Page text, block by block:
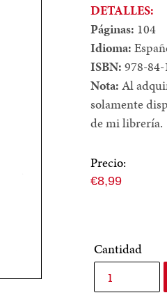
DETALLES:
Páginas: 104
Idioma:
ISBN:978-
Nota:Al
solamente
de mi librería.
Precio:
Precio
€8,99
Cantidad